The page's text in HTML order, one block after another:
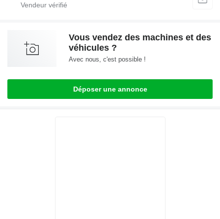
Vous vendez des machines et des
véhicules ?
Avec nous, c'est possible !
Déposer une annonce